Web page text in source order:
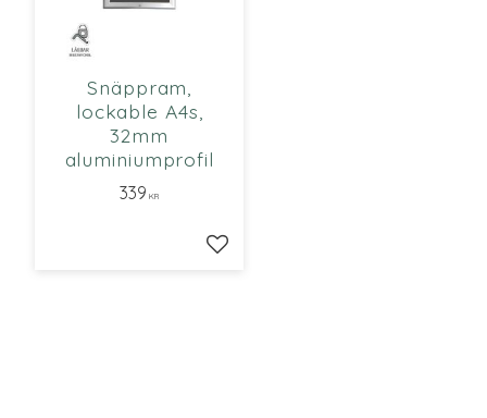
Snäppram,
lockable A4s,
32mm
aluminiumprofil
339 KR
Lägg till i favoriter